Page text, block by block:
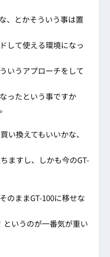
、とかそういう事は置
して使える環境になっ
いうアプローチをして
ったという事ですか
い換えてもいいかな、
ますし、しかも今のGT-
のままGT-100に移せな
いうのが一番気が重い